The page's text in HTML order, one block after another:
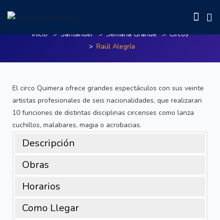
Inicio Santander Semana Grande
Circos
Raúl Alegría
El circo Quimera ofrece grandes espectáculos con sus veinte
artistas profesionales de seis nacionalidades, que realizaran
10 funciones de distintas disciplinas circenses como lanza
cuchillos, malabares, magia o acrobacias.
Descripción
Obras
Horarios
Como Llegar